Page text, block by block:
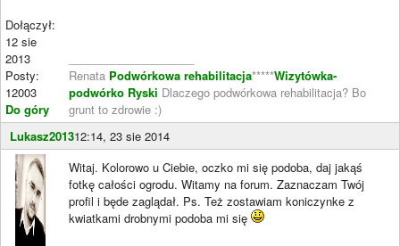
Dołączył:
12 sie
2013
Posty:
12003
Do góry
Renata Podwórkowa rehabilitacja*****Wizytówka-
podwórko Ryski Dlaczego podwórkowa rehabilitacja? Bo
grunt to zdrowie :)
Lukasz201312:14, 23 sie 2014
Witaj. Kolorowo u Ciebie, oczko mi się podoba, daj jakąś
fotkę całości ogrodu. Witamy na forum. Zaznaczam Twój
profil i będe zaglądał. Ps. Też zostawiam koniczynke z
kwiatkami drobnymi podoba mi się